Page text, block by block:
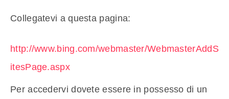
Collegatevi a questa pagina:
http://www.bing.com/webmaster/WebmasterAddS
itesPage.aspx
Per accedervi dovete essere in possesso di un